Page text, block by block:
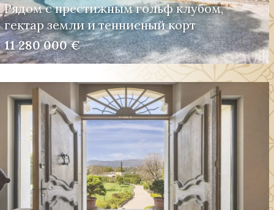
Рядом с престижным гольф клубом,
гектар земли и теннисный корт
11 280 000 €